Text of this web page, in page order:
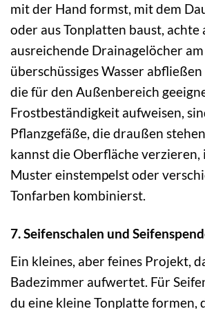
mit der Hand formst, mit dem
oder aus Tonplatten baust, achte
ausreichende Drainagelöcher
überschüssiges Wasser
die für den Außenbereich
Frostbeständigkeit aufweisen,
Pflanzgefäße, die draußen
kannst die Oberfläche verzieren,
Muster einstempelst oder
Tonfarben kombinierst.
7. Seifenschalen und
Ein kleines, aber feines Projekt,
Badezimmer aufwertet. Für
du eine kleine Tonplatte formen,